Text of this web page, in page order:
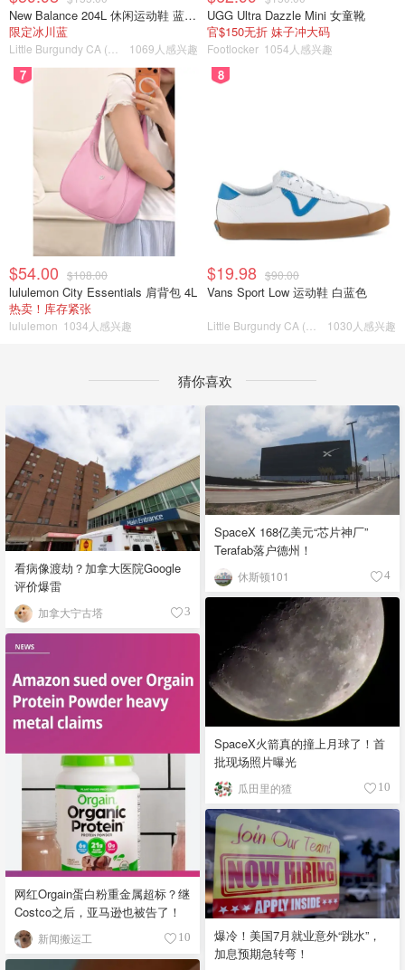
New Balance 204L 休闲运动鞋 蓝银色
限定冰川蓝
1069人感兴趣
UGG Ultra Dazzle Mini 女童靴
官$150无折 妹子冲大码
Footlocker 1054人感兴趣
7
$54.00 $108.00
lululemon City Essentials 肩背包 4L
热卖！库存紧张
lululemon 1034人感兴趣
8
$19.98 $90.00
Vans Sport Low 运动鞋 白蓝色
1030人感兴趣
猜你喜欢
看病像渡劫？加拿大医院Google
评价爆雷
加拿大宁古塔 3
SpaceX 168亿美元“芯片神厂”
Terafab落户德州！
休斯顿101 4
SpaceX火箭真的撞上月球了！首
批现场照片曝光
瓜田里的猹 10
网红Orgain蛋白粉重金属超标？继
Costco之后，亚马逊也被告了！
新闻搬运工 10
爆冷！美国7月就业意外“跳水”，
加息预期急转弯！